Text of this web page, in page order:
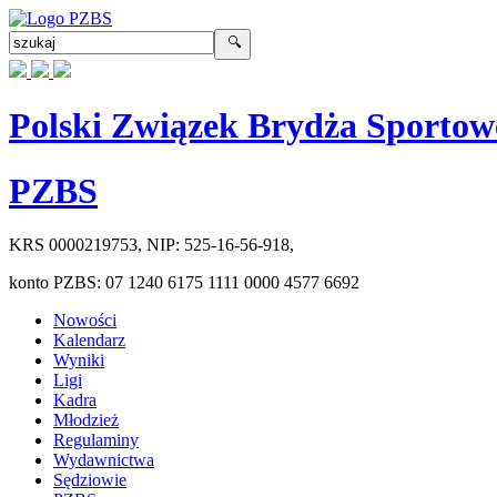
Polski Związek Brydża
PZBS
KRS 0000219753, NIP: 525-16-56-918,
konto PZBS: 07 1240 6175 1111 0000 4577 6692
Nowości
Kalendarz
Wyniki
Ligi
Kadra
Młodzież
Regulaminy
Wydawnictwa
Sędziowie